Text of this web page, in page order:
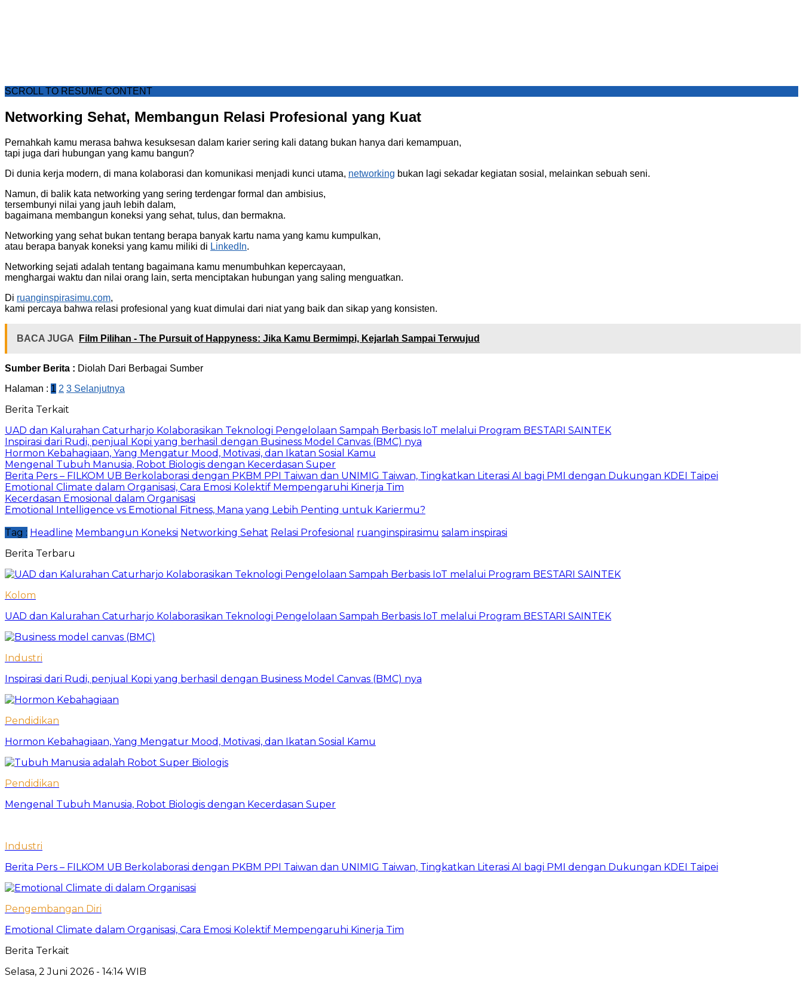
SCROLL TO RESUME CONTENT
Networking Sehat, Membangun Relasi Profesional yang Kuat
Pernahkah kamu merasa bahwa kesuksesan dalam karier sering kali datang bukan hanya dari kemampuan,
tapi juga dari hubungan yang kamu bangun?
Di dunia kerja modern, di mana kolaborasi dan komunikasi menjadi kunci utama, networking bukan lagi sekadar kegiatan sosial, melainkan sebuah seni.
Namun, di balik kata networking yang sering terdengar formal dan ambisius,
tersembunyi nilai yang jauh lebih dalam,
bagaimana membangun koneksi yang sehat, tulus, dan bermakna.
Networking yang sehat bukan tentang berapa banyak kartu nama yang kamu kumpulkan,
atau berapa banyak koneksi yang kamu miliki di LinkedIn.
Networking sejati adalah tentang bagaimana kamu menumbuhkan kepercayaan,
menghargai waktu dan nilai orang lain, serta menciptakan hubungan yang saling menguatkan.
Di ruanginspirasimu.com,
kami percaya bahwa relasi profesional yang kuat dimulai dari niat yang baik dan sikap yang konsisten.
BACA JUGA Film Pilihan - The Pursuit of Happyness: Jika Kamu Bermimpi, Kejarlah Sampai Terwujud
Sumber Berita : Diolah Dari Berbagai Sumber
Halaman : 1 2 3 Selanjutnya
Berita Terkait
UAD dan Kalurahan Caturharjo Kolaborasikan Teknologi Pengelolaan Sampah Berbasis IoT melalui Program BESTARI SAINTEK
Inspirasi dari Rudi, penjual Kopi yang berhasil dengan Business Model Canvas (BMC) nya
Hormon Kebahagiaan, Yang Mengatur Mood, Motivasi, dan Ikatan Sosial Kamu
Mengenal Tubuh Manusia, Robot Biologis dengan Kecerdasan Super
Berita Pers – FILKOM UB Berkolaborasi dengan PKBM PPI Taiwan dan UNIMIG Taiwan, Tingkatkan Literasi AI bagi PMI dengan Dukungan KDEI Taipei
Emotional Climate dalam Organisasi, Cara Emosi Kolektif Mempengaruhi Kinerja Tim
Kecerdasan Emosional dalam Organisasi
Emotional Intelligence vs Emotional Fitness, Mana yang Lebih Penting untuk Kariermu?
Tag : Headline Membangun Koneksi Networking Sehat Relasi Profesional ruanginspirasimu salam inspirasi
Berita Terbaru
Kolom
UAD dan Kalurahan Caturharjo Kolaborasikan Teknologi Pengelolaan Sampah Berbasis IoT melalui Program BESTARI SAINTEK
Industri
Inspirasi dari Rudi, penjual Kopi yang berhasil dengan Business Model Canvas (BMC) nya
Pendidikan
Hormon Kebahagiaan, Yang Mengatur Mood, Motivasi, dan Ikatan Sosial Kamu
Pendidikan
Mengenal Tubuh Manusia, Robot Biologis dengan Kecerdasan Super
Industri
Berita Pers – FILKOM UB Berkolaborasi dengan PKBM PPI Taiwan dan UNIMIG Taiwan, Tingkatkan Literasi AI bagi PMI dengan Dukungan KDEI Taipei
Pengembangan Diri
Emotional Climate dalam Organisasi, Cara Emosi Kolektif Mempengaruhi Kinerja Tim
Berita Terkait
Selasa, 2 Juni 2026 - 14:14 WIB